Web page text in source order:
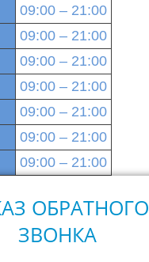
09:00 – 21:00
09:00 – 21:00
09:00 – 21:00
09:00 – 21:00
09:00 – 21:00
09:00 – 21:00
09:00 – 21:00
ОБРАТНОГО
ЗВОНКА